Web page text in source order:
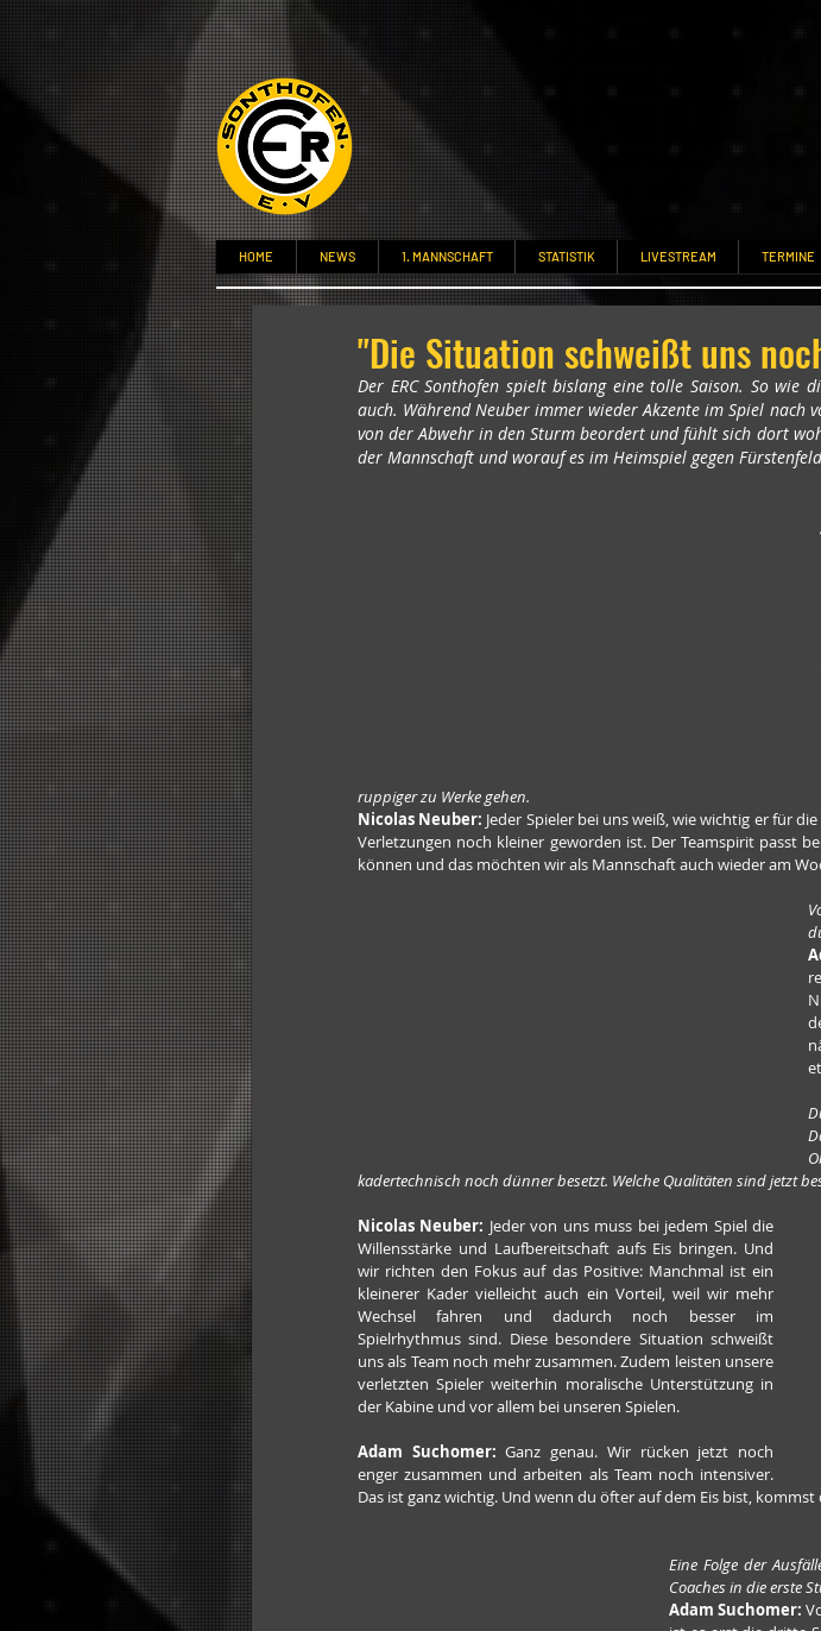
HOME NEWS 1. MANNSCHAFT STATISTIK LIVESTREAM TERMINE
"Die Situation schweißt uns
Der ERC Sonthofen spielt bislang eine tolle Saison. So wie
auch. Während Neuber immer wieder Akzente im Spiel nach
von der Abwehr in den Sturm beordert und fühlt sich dort
der Mannschaft und worauf es im Heimspiel gegen
ruppiger zu Werke gehen.
Nicolas Neuber: Jeder Spieler bei uns weiß, wie wichtig er für
Verletzungen noch kleiner geworden ist. Der Teamspirit passt
können und das möchten wir als Mannschaft auch wieder am
kadertechnisch noch dünner besetzt. Welche Qualitäten sind jetzt
Nicolas Neuber: Jeder von uns muss bei jedem Spiel die
Willensstärke und Laufbereitschaft aufs Eis bringen. Und
wir richten den Fokus auf das Positive: Manchmal ist ein
kleinerer Kader vielleicht auch ein Vorteil, weil wir mehr
Wechsel fahren und dadurch noch besser im
Spielrhythmus sind. Diese besondere Situation schweißt
uns als Team noch mehr zusammen. Zudem leisten unsere
verletzten Spieler weiterhin moralische Unterstützung in
der Kabine und vor allem bei unseren Spielen.
Adam Suchomer: Ganz genau. Wir rücken jetzt noch
enger zusammen und arbeiten als Team noch intensiver.
Das ist ganz wichtig. Und wenn du öfter auf dem Eis bist,
Eine Folge der
Coaches in die erste
Adam Suchomer: